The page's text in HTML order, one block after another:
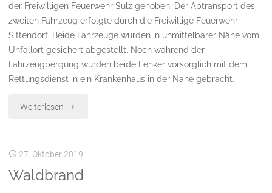
der Freiwilligen Feuerwehr Sulz gehoben. Der Abtransport des
zweiten Fahrzeug erfolgte durch die Freiwillige Feuerwehr
Sittendorf. Beide Fahrzeuge wurden in unmittelbarer Nähe vom
Unfallort gesichert abgestellt. Noch während der
Fahrzeugbergung wurden beide Lenker vorsorglich mit dem
Rettungsdienst in ein Krankenhaus in der Nähe gebracht.
Weiterlesen "Fahrzeugbergung"
27. Oktober 2019
Waldbrand